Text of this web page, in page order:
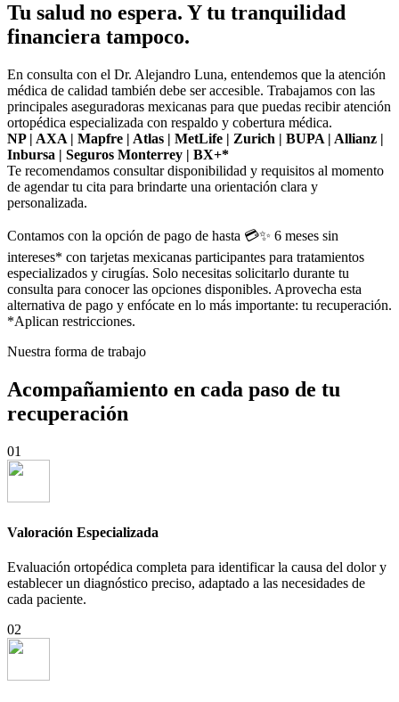
Tu salud no espera. Y tu tranquilidad
financiera tampoco.
En consulta con el Dr. Alejandro Luna, entendemos que la atención
médica de calidad también debe ser accesible. Trabajamos con las
principales aseguradoras mexicanas para que puedas recibir atención
ortopédica especializada con respaldo y cobertura médica.
NP | AXA | Mapfre | Atlas | MetLife | Zurich | BUPA | Allianz |
Inbursa | Seguros Monterrey | BX+*
Te recomendamos consultar disponibilidad y requisitos al momento
de agendar tu cita para brindarte una orientación clara y
personalizada.
Contamos con la opción de pago de hasta 💳✨ 6 meses sin
intereses* con tarjetas mexicanas participantes para tratamientos
especializados y cirugías. Solo necesitas solicitarlo durante tu
consulta para conocer las opciones disponibles. Aprovecha esta
alternativa de pago y enfócate en lo más importante: tu recuperación.
*Aplican restricciones.
Nuestra forma de trabajo
Acompañamiento en cada paso de tu
recuperación
01
Valoración Especializada
Evaluación ortopédica completa para identificar la causa del dolor y
establecer un diagnóstico preciso, adaptado a las necesidades de
cada paciente.
02